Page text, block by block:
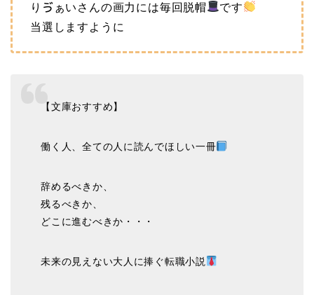
りゔぁいさんの画力には毎回脱帽
です
当選しますように
【文庫おすすめ】
働く人、全ての人に読んでほしい一冊
辞めるべきか、
残るべきか、
どこに進むべきか・・・
未来の見えない大人に捧ぐ転職小説